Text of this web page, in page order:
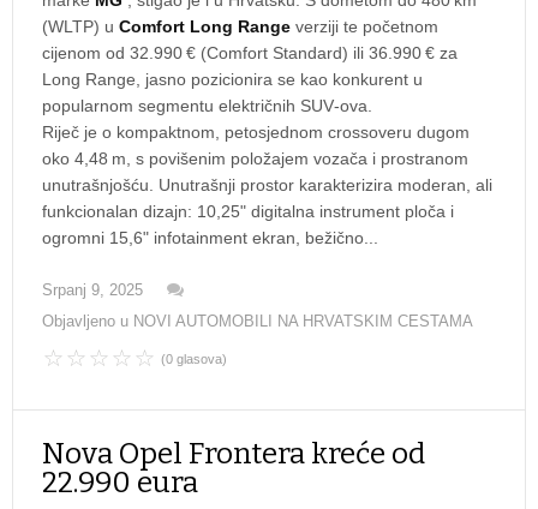
(WLTP) u Comfort Long Range verziji te početnom
cijenom od 32.990 € (Comfort Standard) ili 36.990 € za
Long Range, jasno pozicionira se kao konkurent u
popularnom segmentu električnih SUV‑ova.
Riječ je o kompaktnom, petosjednom crossoveru dugom
oko 4,48 m, s povišenim položajem vozača i prostranom
unutrašnjošću. Unutrašnji prostor karakterizira moderan, ali
funkcionalan dizajn: 10,25" digitalna instrument ploča i
ogromni 15,6" infotainment ekran, bežično...
Srpanj 9, 2025
Objavljeno u NOVI AUTOMOBILI NA HRVATSKIM CESTAMA
(0 glasova)
Nova Opel Frontera kreće od
22.990 eura